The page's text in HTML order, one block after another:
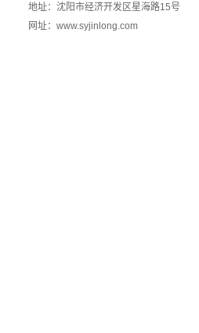
地址：沈阳市经济开发区星海路15号
网址：www.syjinlong.com